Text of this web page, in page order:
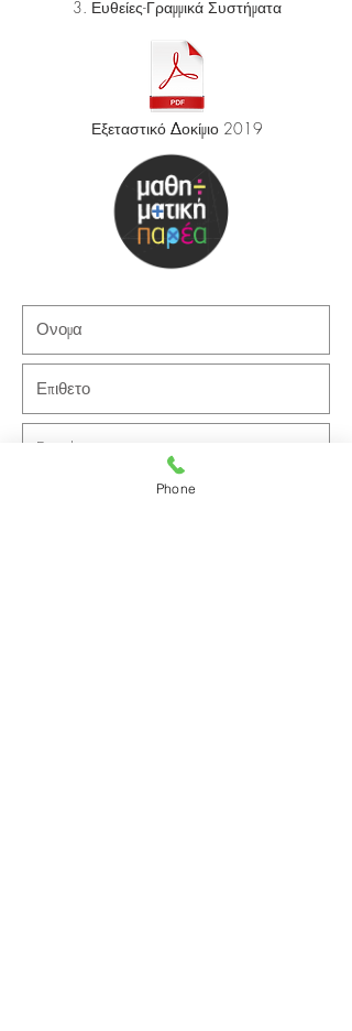
3. Ευθείες-Γραμμικά Συστήματα
Εξεταστικό Δοκίμιο 2019
Επικοινωνηστεμαζι μας
Phone